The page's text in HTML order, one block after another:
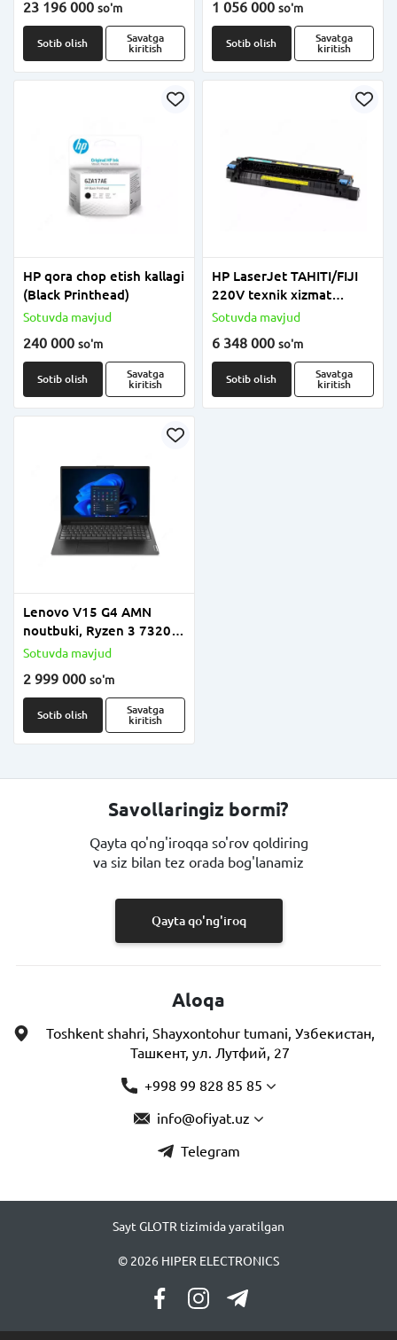
Graphics, 14" 2.8K OLED
Touch, Windows 11 Pro,
Premium ultrabuk
23 196 000 so'm
Sotib olish
Savatga
kiritish
1 056 000 so'm
Sotib olish
Savatga
kiritish
HP qora chop etish kallagi
(Black Printhead)
Sotuvda mavjud
240 000 so'm
Sotib olish
Savatga
kiritish
HP LaserJet TAHITI/FIJI
220V texnik xizmat
ko‘rsatish to‘plami
Sotuvda mavjud
6 348 000 so'm
Sotib olish
Savatga
kiritish
Lenovo V15 G4 AMN
noutbuki, Ryzen 3 7320U,
8GB RAM, 256GB SSD,
610M, OT yo‘q, Business
Black
Sotuvda mavjud
2 999 000 so'm
Sotib olish
Savatga
kiritish
Savollaringiz bormi?
Qayta qo'ng'iroqqa so'rov qoldiring
va siz bilan tez orada bog'lanamiz
Qayta qo'ng'iroq
Aloqa
Toshkent shahri, Shayxontohur tumani, Узбекистан,
Ташкент, ул. Лутфий, 27
+998 99 828 85 85
info@ofiyat.uz
Telegram
Sayt GLOTR tizimida yaratilgan
© 2026 HIPER ELECTRONICS